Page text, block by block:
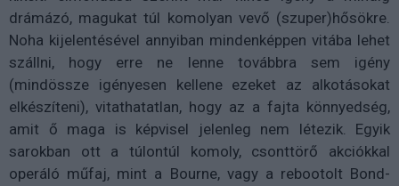
drámázó, magukat túl komolyan vevő (szuper)hősökre.
Noha kijelentésével annyiban mindenképpen vitába lehet
szállni, hogy erre ne lenne továbbra sem igény
(mindössze igényesen kellene ezeket az alkotásokat
elkészíteni), vitathatatlan, hogy az a fajta könnyedség,
amit ő maga is képvisel jelenleg nem létezik. Egyik
sarokban ott a túlontúl komoly, csonttörő akciókkal
operáló műfaj, mint a Bourne, vagy a rebootolt Bond-